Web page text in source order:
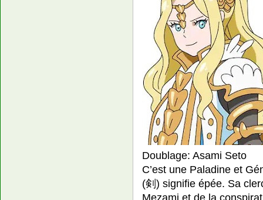
Doublage: Asami Seto
C’est une Paladine et
(剣) signifie épée. Sa
Mezami et de la